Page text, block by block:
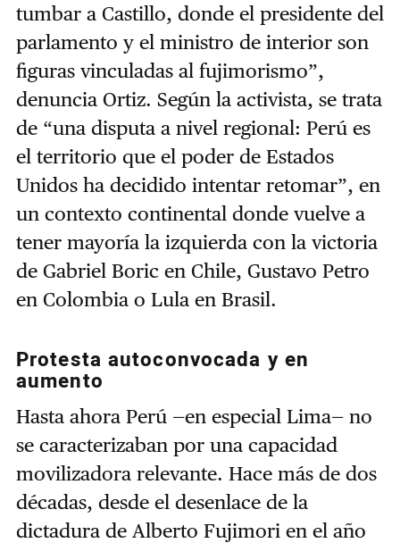
tumbar a Castillo, donde el presidente del
parlamento y el ministro de interior son
figuras vinculadas al fujimorismo”,
denuncia Ortiz. Según la activista, se trata
de “una disputa a nivel regional: Perú es
el territorio que el poder de Estados
Unidos ha decidido intentar retomar”, en
un contexto continental donde vuelve a
tener mayoría la izquierda con la victoria
de Gabriel Boric en Chile, Gustavo Petro
en Colombia o Lula en Brasil.
Protesta autoconvocada y en
aumento
Hasta ahora Perú —en especial Lima— no
se caracterizaban por una capacidad
movilizadora relevante. Hace más de dos
décadas, desde el desenlace de la
dictadura de Alberto Fujimori en el año